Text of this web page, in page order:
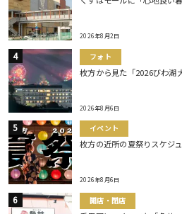
2026年8月2日
フォト
枚方から見た「2026びわ湖
2026年8月6日
イベント
枚方の近所の夏祭りスケジ
2026年8月6日
開店・閉店